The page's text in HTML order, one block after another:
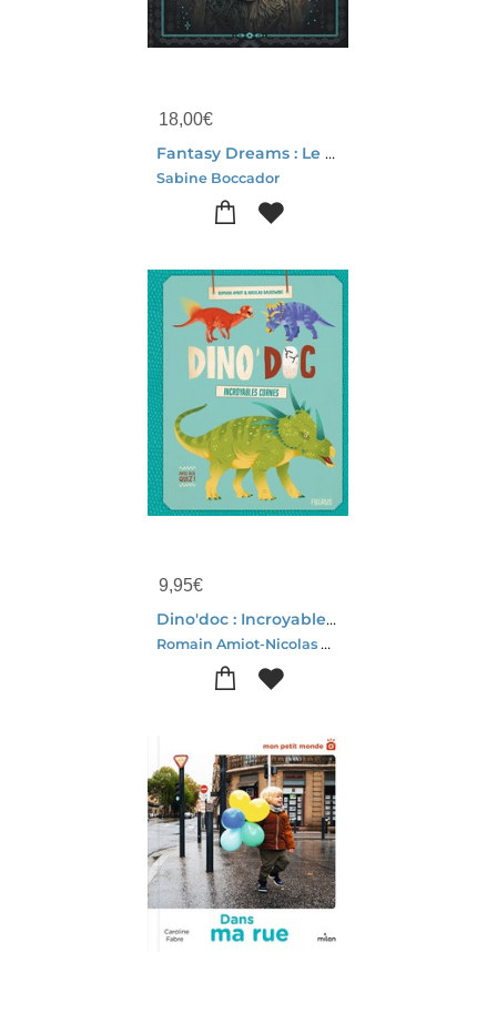
18,00€
Fantasy Dreams : Le Grand Livre Des Animaux Totems
Sabine Boccador
9,95€
Dino'doc : Incroyables Cornes
Romain Amiot-Nicolas Galkowski